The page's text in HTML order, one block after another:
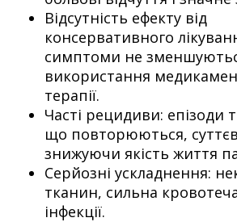
Відсутність ефекту від
консервативного
симптоми не
використання
терапії.
Часті рецидиви: епізоди
що повторюються,
знижуючи якість життя
Серйозні ускладнення:
тканин, сильна
інфекції.